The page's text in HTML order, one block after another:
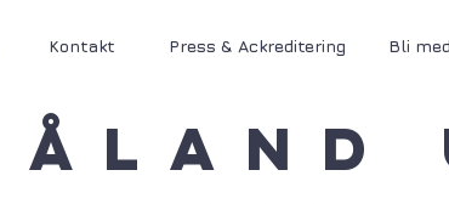
Kontakt Press & Ackreditering Bli
Åland